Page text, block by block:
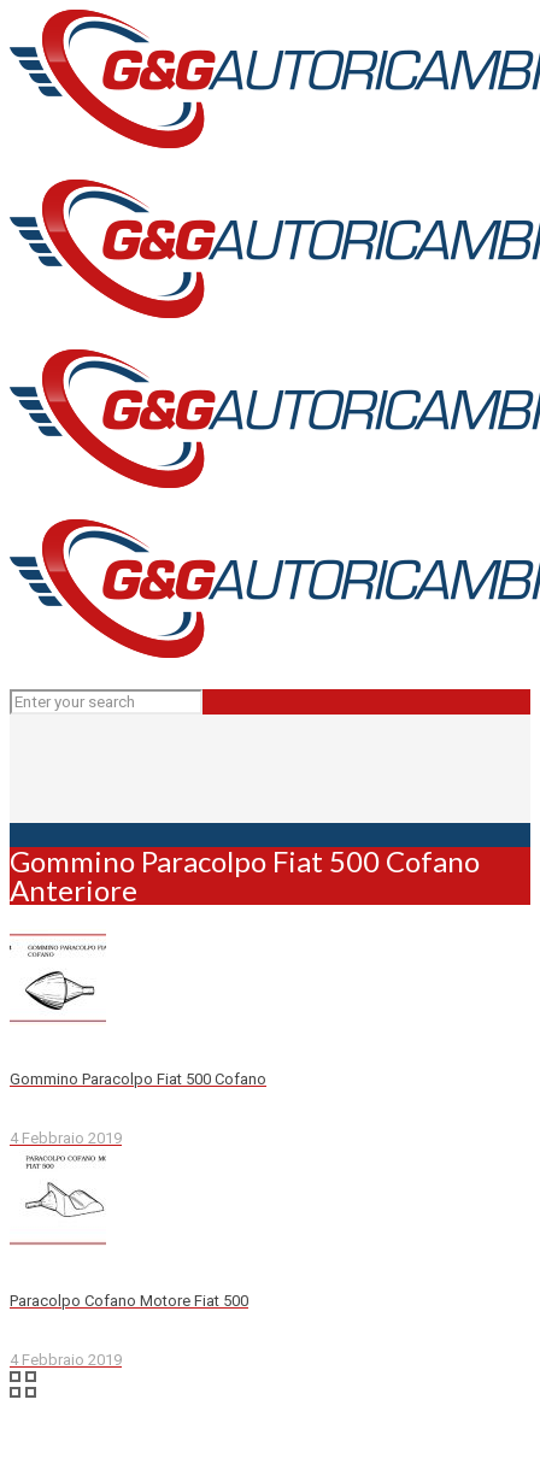
Gommino Paracolpo Fiat 500 Cofano
Anteriore
Gommino Paracolpo Fiat 500 Cofano
4 Febbraio 2019
Paracolpo Cofano Motore Fiat 500
4 Febbraio 2019